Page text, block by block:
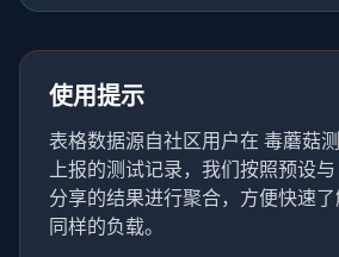
使用提示
表格数据源自社区用户在 毒蘑菇
上报的测试记录，我们按照预设
分享的结果进行聚合，方便快速
同样的负载。